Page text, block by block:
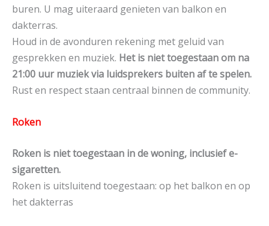
buren. U mag uiteraard genieten van balkon en
dakterras.
Houd in de avonduren rekening met geluid van
gesprekken en muziek. Het is niet toegestaan om na
21:00 uur muziek via luidsprekers buiten af te spelen.
Rust en respect staan centraal binnen de community.
Roken
Roken is niet toegestaan in de woning, inclusief e-
sigaretten.
Roken is uitsluitend toegestaan: op het balkon en op
het dakterras